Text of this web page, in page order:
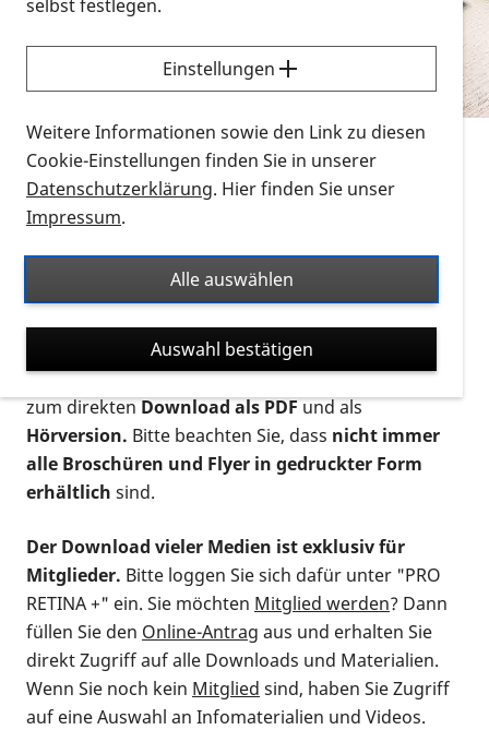
Sie möchten wissen, wie Sie nach Infonmaterial
suchen und dieses bestellen bzw. herunterladen
können? Schauen Sie sich dieErklärvideos zum
Thema Infomaterial auf der PRO RETINA-Website
für blinde und sehbehinderte Menschen an.
Auf dieser Seite finden Sie sämtliches Infomaterial
Ort. Nutzen Sie den Formatfilter, um ausschließlich
nach Flyern und Broschüren, Audios oder Videos zu
suchen. Die meisten Flyer und Broschüren werden in
verschiedenen Formaten angeboten: zur
postalischen Bestellung als gedruckte Variante
zum direktenDownload als PDFund als
Hörversion. Bitte beachten Sie, dass nicht immer
alle Broschüren und Flyer in gedruckter Form
erhältlich sind.
Der Download vieler Medien ist exklusiv für
Mitglieder. Bitte loggen Sie sich dafür unter "PRO
RETINA +" ein. Sie möchten Mitglied werden? Dann
füllen Sie den Online-Antrag aus und erhalten Sie
direkt Zugriff auf alle Downloads und Materialien.
Wenn Sie noch kein Mitglied sind, haben Sie Zugriff
auf eine Auswahl an Infomaterialien und Videos.
selbst festlegen.
Einstellungen
Weitere Informationen sowie den Link zu diesen
Cookie-Einstellungen finden Sie in unserer
Datenschutzerklärung. Hier finden Sie unser
Impressum.
Alle auswählen
Auswahl bestätigen